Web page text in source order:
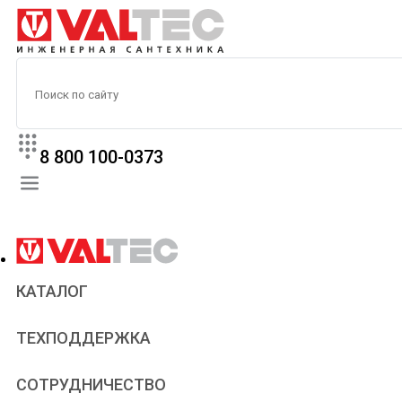
8 800 100-0373
КАТАЛОГ
ТЕХПОДДЕРЖКА
Паспорта и сертификаты
Статьи
СОТРУДНИЧЕСТВО
Сантехникам